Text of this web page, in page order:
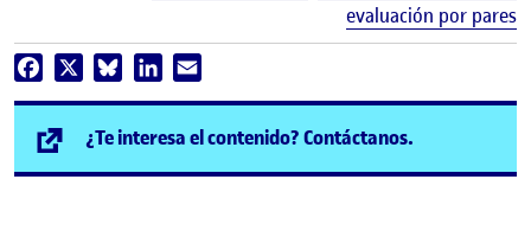
evaluación por pares
Facebook BlueskyLinkedIn
¿Te interesa el contenido? Contáctanos.